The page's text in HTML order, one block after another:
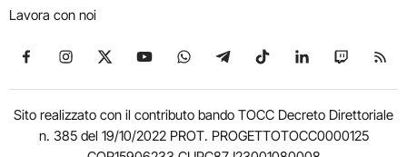
Lavora con noi
Seguici su Facebook
Seguici su Instagram
Seguici su X
Seguici su YouTube
Seguici su WhatsApp
Seguici su Telegram
Seguici su TikTok
Seguici su
Seguici
Sito realizzato con il contributo bando TOCC Decreto Direttoriale
n. 385 del 19/10/2022 PROT. PROGETTOTOCC0000125